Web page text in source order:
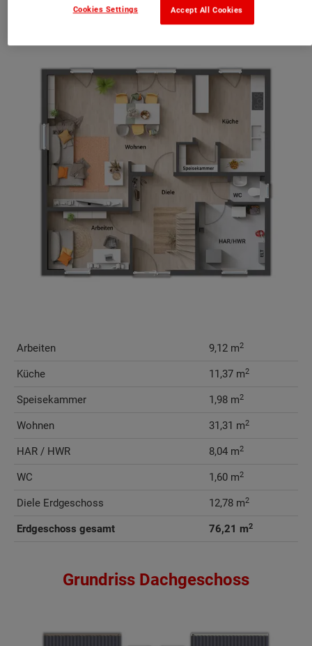
Grundriss Erdgeschoss
Arbeiten 9,12 m2
Küche 11,37 m2
Speisekammer 1,98 m2
Wohnen 31,31 m2
HAR / HWR 8,04 m2
WC 1,60 m2
Diele Erdgeschoss 12,78 m2
Erdgeschoss gesamt 76,21 m2
Grundriss Dachgeschoss
Accept All Cookies
Cookies Settings